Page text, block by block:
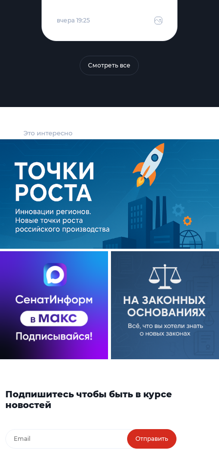
Это интересно
вчера 19:25
Смотреть все
Подпишитесь чтобы быть в курсе
новостей
Отправить